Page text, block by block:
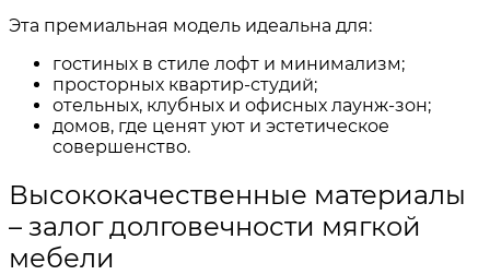
Эта премиальная модель идеальна для:
гостиных в стиле лофт и минимализм;
просторных квартир-студий;
отельных, клубных и офисных лаунж-зон;
домов, где ценят уют и эстетическое
совершенство.
Высококачественные материалы
– залог долговечности мягкой
мебели